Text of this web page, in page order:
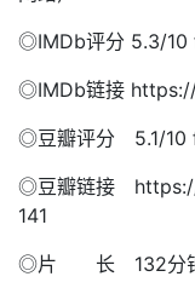
◎IMDb评分 5.3/10
◎IMDb链接
◎豆瓣评分 5.1/10
◎豆瓣链接
141
◎片 长 132分